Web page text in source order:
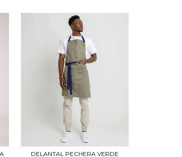
DELANTAL PECHERA VERDE